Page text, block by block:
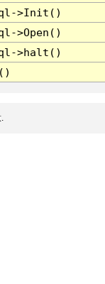
>Init()
>Open()
>halt()